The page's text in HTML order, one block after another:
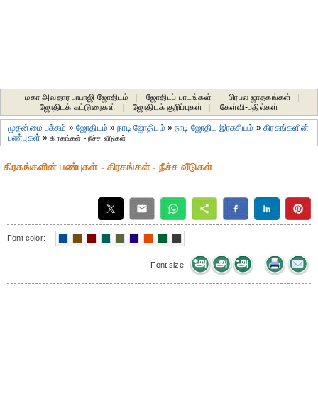
மகா அவதார பாபாஜி ஜோதிடம் ஜோதிடப் பாடங்கள் பிரபல ஜாதகங்கள்
ஜோதிடக் கட்டுரைகள்
ஜோதிடக் குறிப்புகள் கேள்வி-பதில்கள்
முதன்மை பக்கம் »ஜோதிடம் »நாடி ஜோதிடம் »நாடி ஜோதிட இரகசியம் »கிரகங்களின்
பண்புகள் »கிரகங்கள் - நீச்ச வீடுகள்
கிரகங்களின் பண்புகள் - கிரகங்கள் - நீச்ச வீடுகள்
Font color:
Font size: